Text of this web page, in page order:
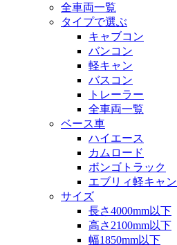
全車両一覧
タイプで選ぶ
キャブコン
バンコン
軽キャン
バスコン
トレーラー
全車両一覧
ベース車
ハイエース
カムロード
ボンゴトラック
エブリィ軽キャン
サイズ
長さ4000mm以下
高さ2100mm以下
幅1850mm以下